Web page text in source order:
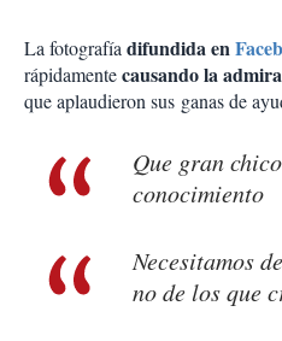
La fotografía difundida en
rápidamentecausando la
que aplaudieron sus ganas de
Que gran
conocimiento
Necesitamos
no de los que